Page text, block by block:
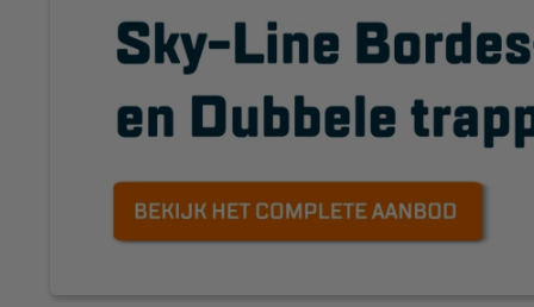
Doorwerksystemen
Onderdelen rolsteiger
Steiger accessoires
Ladder accessoires
Ladder onderdelen
Trap accessoires
Trap onderdelen
Schraag